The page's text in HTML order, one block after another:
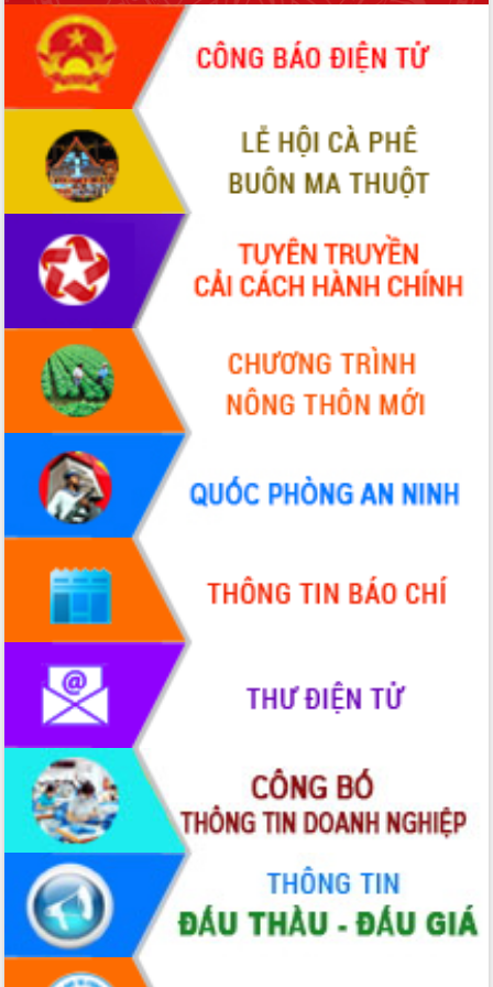
món ăn từ sầu riêng
Đắk Lắk công bố Quy hoạch và xúc
tiến đầu tư tỉnh
Ngành cá ngừ Đắk Lắk chủ động thích
ứng để giữ vững thị trường xuất khẩu
Diễn đàn Kinh tế tư nhân Việt Nam đột
phá cơ chế - Hợp tác công tư
Đề án 06 tạo bước ngoặt đột phá trong
cải cách hành chính tỉnh Đắk Lắk
Kết nối tour, đẩy mạnh chuyển đổi số
để phát triển du lịch Đắk Lắk
Khởi động Dự án Đầu tư xây dựng hạ
tầng kỹ thuật Cụm công nghiệp Tân
Tiến
Gặp mặt các cơ quan báo chí nhân Kỷ
niệm 101 năm Ngày Báo chí Cách
mạng Việt Nam
Đắk Lắk sơ kết 4 năm triển khai thực
hiện Đề án 06 của Chính phủ
Họp báo thông tin về Hội nghị Công bố
Quy hoạch và Xúc tiến đầu tư tỉnh Đắk
Khơi thông điểm nghẽn, đẩy nhanh
giải ngân vốn khắc phục thiên tai
HĐND tỉnh thông qua điều chỉnh Quy
hoạch tỉnh thời kỳ 2021-2030
Hội thảo góp ý hồ sơ điều chỉnh quy
hoạch tỉnh Đắk Lắk thời kỳ 2021-2030,
tầm nhìn đến năm 2050
Nâng cao hiệu quả hoạt động của các
doanh nghiệp nhà nước
Hội nghị triển khai kết nối mạng
truyền số liệu chuyên dùng phục vụ cơ
quan Đảng, Nhà nước
Lễ phát động chuỗi hoạt động chung
tay làm sạch môi trường
Xã Ea Kar bước chuyển mình trong
công tác cải cách hành chính mô hình
mới
UBND tỉnh họp báo định kỳ tháng 4
năm 2026